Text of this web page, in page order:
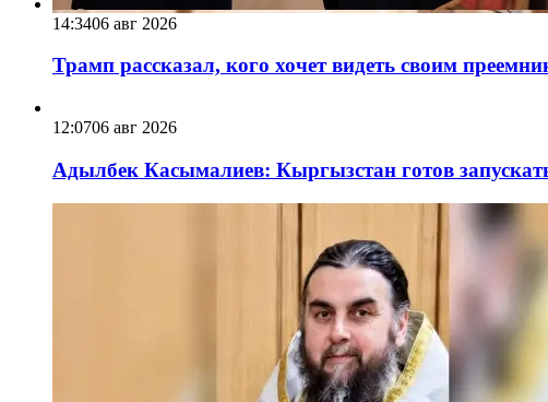
14:3406 авг 2026
Трамп рассказал, кого хочет видеть своим
12:0706 авг 2026
Адылбек Касымалиев: Кыргызстан готов